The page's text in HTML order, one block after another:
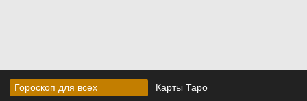
Гороскоп для всех
Карты Таро